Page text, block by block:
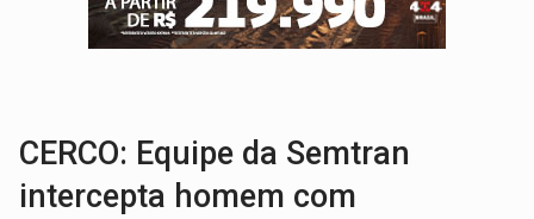
CONEXÃO RONDONIAOVIVO: Museólogo Antônio Ocampo conduz a história de
CERCO: Equipe da Semtran
intercepta homem com